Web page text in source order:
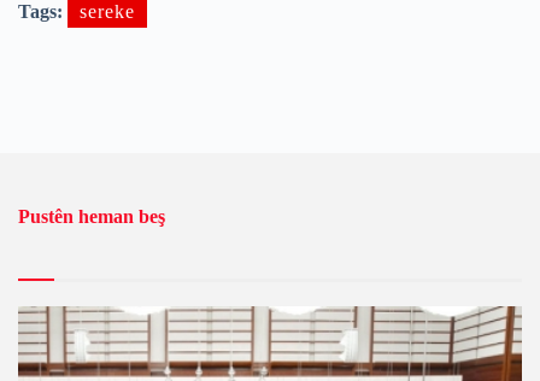
Tags: sereke
Pustên heman beş